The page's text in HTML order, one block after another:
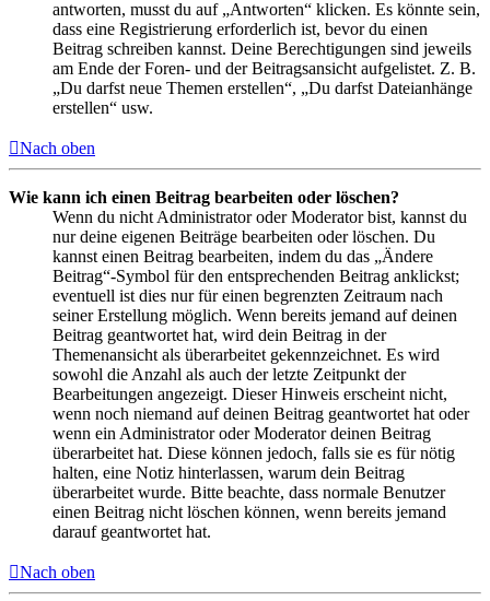
antworten, musst du auf „Antworten“ klicken. Es könnte sein,
dass eine Registrierung erforderlich ist, bevor du einen
Beitrag schreiben kannst. Deine Berechtigungen sind jeweils
am Ende der Foren- und der Beitragsansicht aufgelistet. Z. B.
„Du darfst neue Themen erstellen“, „Du darfst Dateianhänge
erstellen“ usw.
Nach oben
Wie kann ich einen Beitrag bearbeiten oder löschen?
Wenn du nicht Administrator oder Moderator bist, kannst du
nur deine eigenen Beiträge bearbeiten oder löschen. Du
kannst einen Beitrag bearbeiten, indem du das „Ändere
Beitrag“-Symbol für den entsprechenden Beitrag anklickst;
eventuell ist dies nur für einen begrenzten Zeitraum nach
seiner Erstellung möglich. Wenn bereits jemand auf deinen
Beitrag geantwortet hat, wird dein Beitrag in der
Themenansicht als überarbeitet gekennzeichnet. Es wird
sowohl die Anzahl als auch der letzte Zeitpunkt der
Bearbeitungen angezeigt. Dieser Hinweis erscheint nicht,
wenn noch niemand auf deinen Beitrag geantwortet hat oder
wenn ein Administrator oder Moderator deinen Beitrag
überarbeitet hat. Diese können jedoch, falls sie es für nötig
halten, eine Notiz hinterlassen, warum dein Beitrag
überarbeitet wurde. Bitte beachte, dass normale Benutzer
einen Beitrag nicht löschen können, wenn bereits jemand
darauf geantwortet hat.
Nach oben